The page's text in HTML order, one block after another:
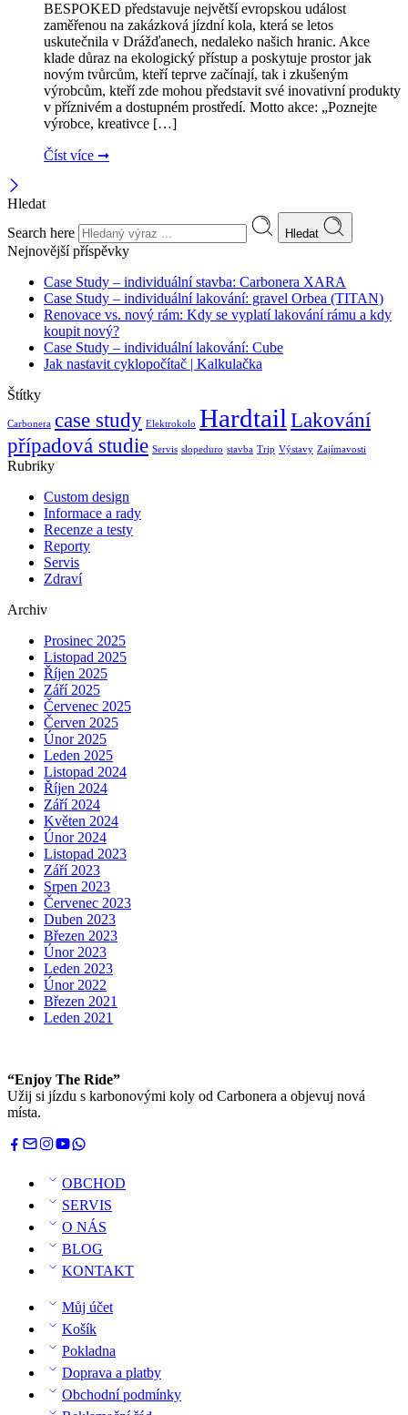
BESPOKED představuje největší evropskou událost
zaměřenou na zakázková jízdní kola, která se letos
uskutečnila v Drážďanech, nedaleko našich hranic. Akce
klade důraz na ekologický přístup a poskytuje prostor jak
novým tvůrcům, kteří teprve začínají, tak i zkušeným
výrobcům, kteří zde mohou představit své inovativní produkty
v příznivém a dostupném prostředí. Motto akce: „Poznejte
výrobce, kreativce […]
Číst více ➞
Hledat
Search here
Hledat
Nejnovější příspěvky
Case Study – individuální stavba: Carbonera XARA
Case Study – individuální lakování: gravel Orbea (TITAN)
Renovace vs. nový rám: Kdy se vyplatí lakování rámu a kdy
koupit nový?
Case Study – individuální lakování: Cube
Jak nastavit cyklopočítač | Kalkulačka
Štítky
Carbonera case study Elektrokolo Hardtail Lakování
případová studie Servis slopeduro stavba Trip Výstavy Zajímavosti
Rubriky
Custom design
Informace a rady
Recenze a testy
Reporty
Servis
Zdraví
Archiv
Prosinec 2025
Listopad 2025
Říjen 2025
Září 2025
Červenec 2025
Červen 2025
Únor 2025
Leden 2025
Listopad 2024
Říjen 2024
Září 2024
Květen 2024
Únor 2024
Listopad 2023
Září 2023
Srpen 2023
Červenec 2023
Duben 2023
Březen 2023
Únor 2023
Leden 2023
Únor 2022
Březen 2021
Leden 2021
“Enjoy The Ride”
Užij si jízdu s karbonovými koly od Carbonera a objevuj nová
místa.
OBCHOD
SERVIS
O NÁS
BLOG
KONTAKT
Můj účet
Košík
Pokladna
Doprava a platby
Obchodní podmínky